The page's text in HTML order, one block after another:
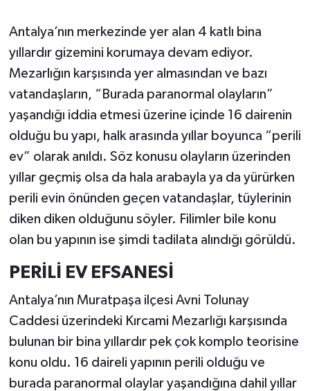
Antalya’nın merkezinde yer alan 4 katlı bina
yıllardır gizemini korumaya devam ediyor.
Mezarlığın karşısında yer almasından ve bazı
vatandaşların, “Burada paranormal olayların”
yaşandığı iddia etmesi üzerine içinde 16 dairenin
olduğu bu yapı, halk arasında yıllar boyunca “perili
ev” olarak anıldı. Söz konusu olayların üzerinden
yıllar geçmiş olsa da hala arabayla ya da yürürken
perili evin önünden geçen vatandaşlar, tüylerinin
diken diken olduğunu söyler. Filimler bile konu
olan bu yapının ise şimdi tadilata alındığı görüldü.
PERİLİ EV EFSANESİ
Antalya’nın Muratpaşa ilçesi Avni Tolunay
Caddesi üzerindeki Kırcami Mezarlığı karşısında
bulunan bir bina yıllardır pek çok komplo teorisine
konu oldu. 16 daireli yapının perili olduğu ve
burada paranormal olaylar yaşandığına dahil yıllar